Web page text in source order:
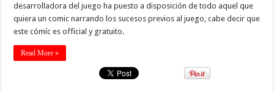
desarrolladora del juego ha puesto a disposición de todo aquel que
quiera un comic narrando los sucesos previos al juego, cabe decir que
este cómíc es official y gratuito.
Read More »